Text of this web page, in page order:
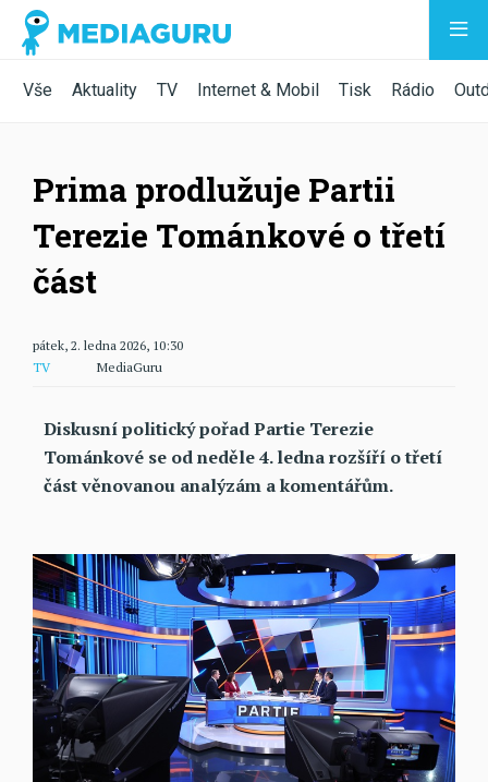
Vše Aktuality TV Internet & Mobil Tisk Rádio
Prima prodlužuje Partii
Terezie Tománkové o třetí
část
pátek, 2. ledna 2026, 10:30
TV
MediaGuru
Diskusní politický pořad Partie Terezie
Tománkové se od neděle 4. ledna rozšíří o třetí
část věnovanou analýzám a komentářům.